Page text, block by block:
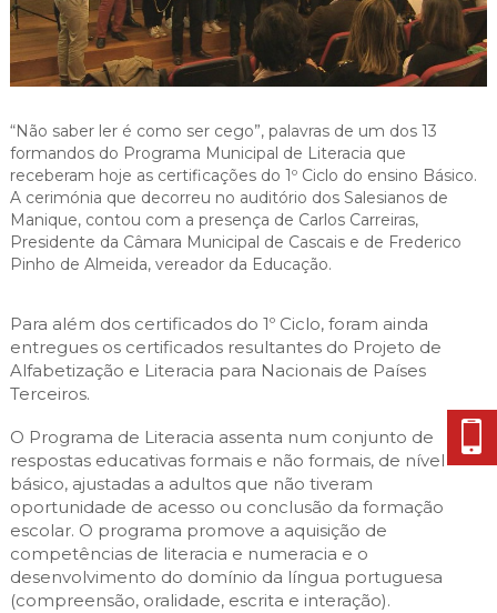
Planeamento Estratégico
Reabilitação urbana
Cascais Próxima
Economia & Inovação
Governação
Mobilidade
Qualidade de vida
Sociedade & Educação
Jornal C
Agenda do executivo
VIVER
VISITAR
ESTUDAR
TEMPOS LIVRES
MOBILIDADE
INVESTIR EM CASCAIS
SERVIÇOS
MAPA DO PORTAL
“Não saber ler é como ser cego”, palavras de um dos 13
formandos do Programa Municipal de Literacia que
receberam hoje as certificações do 1º Ciclo do ensino Básico.
A cerimónia que decorreu no auditório dos Salesianos de
Manique, contou com a presença de Carlos Carreiras,
Presidente da Câmara Municipal de Cascais e de Frederico
Pinho de Almeida, vereador da Educação.
Para além dos certificados do 1º Ciclo, foram ainda
entregues os certificados resultantes do Projeto de
Alfabetização e Literacia para Nacionais de Países
Terceiros.
O Programa de Literacia assenta num conjunto de
respostas educativas formais e não formais, de nível
básico, ajustadas a adultos que não tiveram
oportunidade de acesso ou conclusão da formação
escolar. O programa promove a aquisição de
competências de literacia e numeracia e o
desenvolvimento do domínio da língua portuguesa
(compreensão, oralidade, escrita e interação).